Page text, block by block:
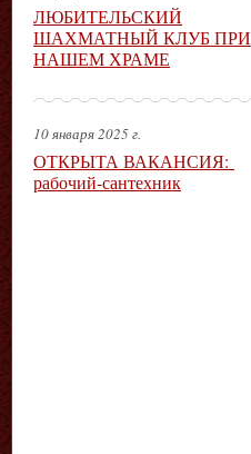
ЛЮБИТЕЛЬСКИЙ
ШАХМАТНЫЙ КЛУБ ПРИ
НАШЕМ ХРАМЕ
10 января 2025 г.
ОТКРЫТА ВАКАНСИЯ:
рабочий-сантехник